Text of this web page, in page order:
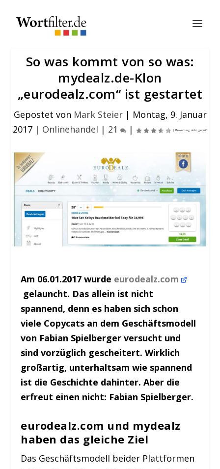
So was kommt von so was:
mydealz.de-Klon
„eurodealz.com“ ist gestartet
Gepostet von Mark Steier| Montag, 9. Januar
2017| Onlinehandel | 21 |
Am 06.01.2017 wurde eurodealz.com
gelauncht. Das allein ist nicht
spannend, denn es haben sich schon
viele Copycats an dem Geschäftsmodell
von Fabian Spielberger versucht und
sind vorzüglich gescheitert. Wirklich
großartig, unterhaltsam wie spannend
ist die Geschichte dahinter. Aber die
erfreut einen nicht: Fabian Spielberger.
eurodealz.com und mydealz
haben das gleiche Ziel
Das Geschäftsmodell beider Plattformen